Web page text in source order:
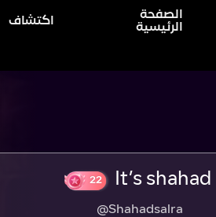
الصفحة
الرئيسية
اكتشاف
It’s shahad
@Shahadsalra